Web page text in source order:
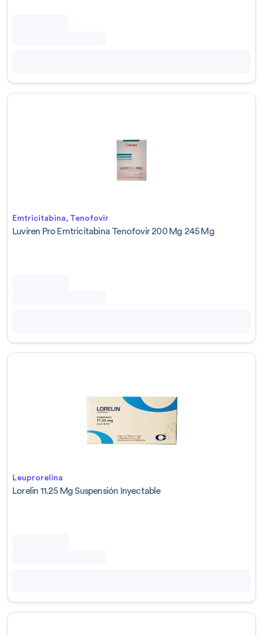
Emtricitabina, Tenofovir
Luviren Pro Emtricitabina Tenofovir 200 Mg 245 Mg
Leuprorelina
Lorelin 11.25 Mg Suspensión Inyectable